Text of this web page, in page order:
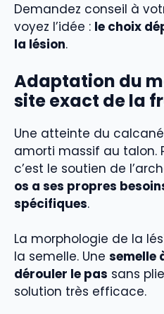
Demandez conseil à
voyez l’idée : le choix
la lésion.
Adaptation du
site exact de la
Une atteinte du
amorti massif au talon.
c’est le soutien de
os a ses propres
spécifiques.
La morphologie de la
la semelle. Une semelle
dérouler le pas sans
solution très efficace.